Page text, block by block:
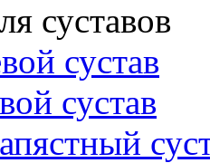
суставов
сустав
сустав